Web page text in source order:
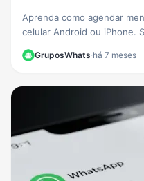
Aprenda como agendar
celular Android ou iPhone.
nunca mais se esqueça de
GruposWhats·há 7 meses